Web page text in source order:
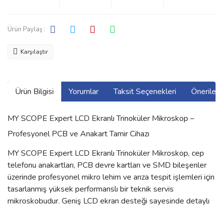
Ürün Paylaş :
Karşılaştır
Ürün Bilgisi Yorumlar Taksit Seçenekleri
MY SCOPE Expert LCD Ekranlı Trinoküler Mikroskop –
Profesyonel PCB ve Anakart Tamir Cihazı
MY SCOPE Expert LCD Ekranlı Trinoküler Mikroskop, cep
telefonu anakartları, PCB devre kartları ve SMD bileşenler
üzerinde profesyonel mikro lehim ve arıza tespit işlemleri için
tasarlanmış yüksek performanslı bir teknik servis
mikroskobudur. Geniş LCD ekran desteği sayesinde detaylı